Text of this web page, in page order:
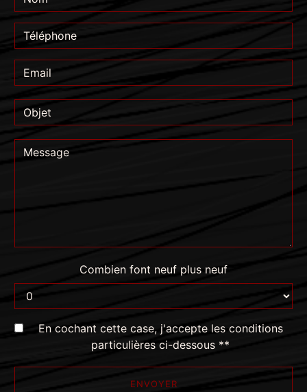
Combien font neuf plus neuf
En cochant cette case, j'accepte les conditions
particulières ci-dessous **
ENVOYER